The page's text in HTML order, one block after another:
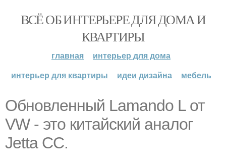
ВСЁ ОБ ИНТЕРЬЕРЕ ДЛЯ ДОМА И
КВАРТИРЫ
главная
интерьер для дома
интерьер для квартиры
идеи дизайна мебель
Обновленный Lamando L от
VW - это китайский аналог
Jetta CC.